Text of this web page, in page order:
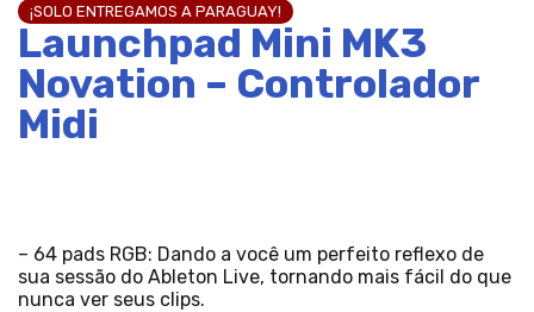
¡SOLO ENTREGAMOS A PARAGUAY!
Launchpad Mini MK3
Novation – Controlador
Midi
– 64 pads RGB: Dando a você um perfeito reflexo de
sua sessão do Ableton Live, tornando mais fácil do que
nunca ver seus clips.